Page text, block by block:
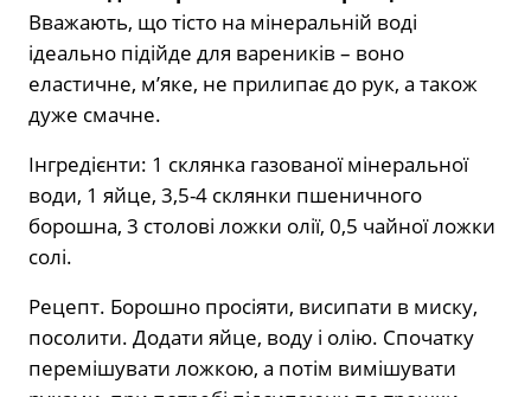
Вважають, що тісто на мінеральній воді
ідеально підійде для вареників – воно
еластичне, м’яке, не прилипає до рук, а також
дуже смачне.
Інгредієнти: 1 склянка газованої мінеральної
води, 1 яйце, 3,5-4 склянки пшеничного
борошна, 3 столові ложки олії, 0,5 чайної ложки
солі.
Рецепт. Борошно просіяти, висипати в миску,
посолити. Додати яйце, воду і олію. Спочатку
перемішувати ложкою, а потім вимішувати